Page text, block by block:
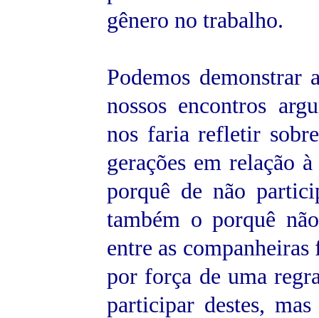
gênero no trabalho.
Podemos
nossos encontros
nos faria refletir
gerações em relação
porquê de não
também o porquê
entre as
por força de uma
participar destes,